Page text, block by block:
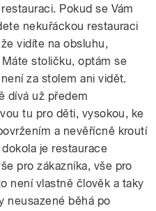
Pokud se Vám
nekuřáckou restauraci
vidíte na obsluhu,
stoličku, optám se
za stolem ani vidět.
dívá už předem
tu pro děti, vysokou, ke
a nevěřícně kroutí
je restaurace
pro zákazníka, vše pro
není vlastně člověk a taky
neusazené běhá po